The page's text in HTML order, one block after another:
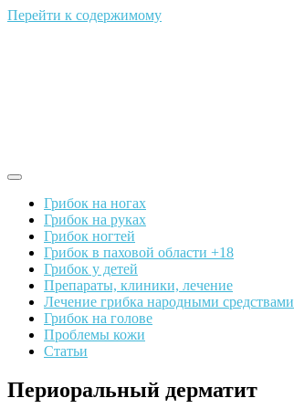
Перейти к содержимому
Грибок на ногах
Грибок на руках
Грибок ногтей
Грибок в паховой области +18
Грибок у детей
Препараты, клиники, лечение
Лечение грибка народными средствами
Грибок на голове
Проблемы кожи
Статьи
Периоральный дерматит